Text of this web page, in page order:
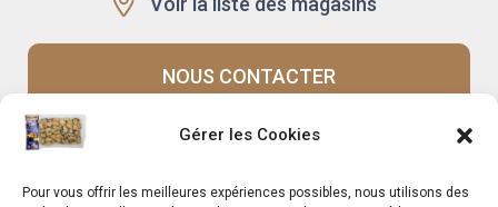
Gérer les Cookies
Pour vous offrir les meilleures expériences possibles, nous utilisons des
NOUS CONTACTER